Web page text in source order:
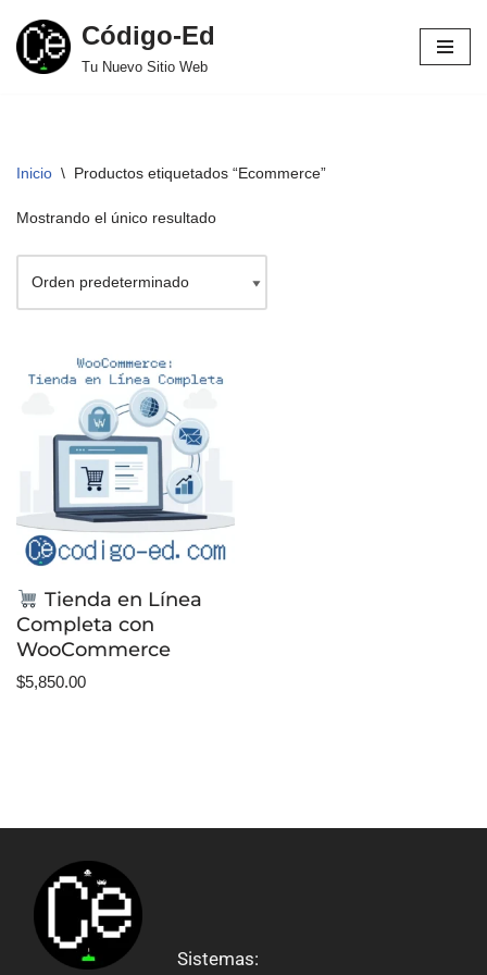
Saltar
Código-Ed
Tu Nuevo Sitio Web
Inicio \ Productos etiquetados “Ecommerce”
Mostrando el único resultado
Tienda en Línea
Completa con
WooCommerce
$5,850.00
Sistemas: